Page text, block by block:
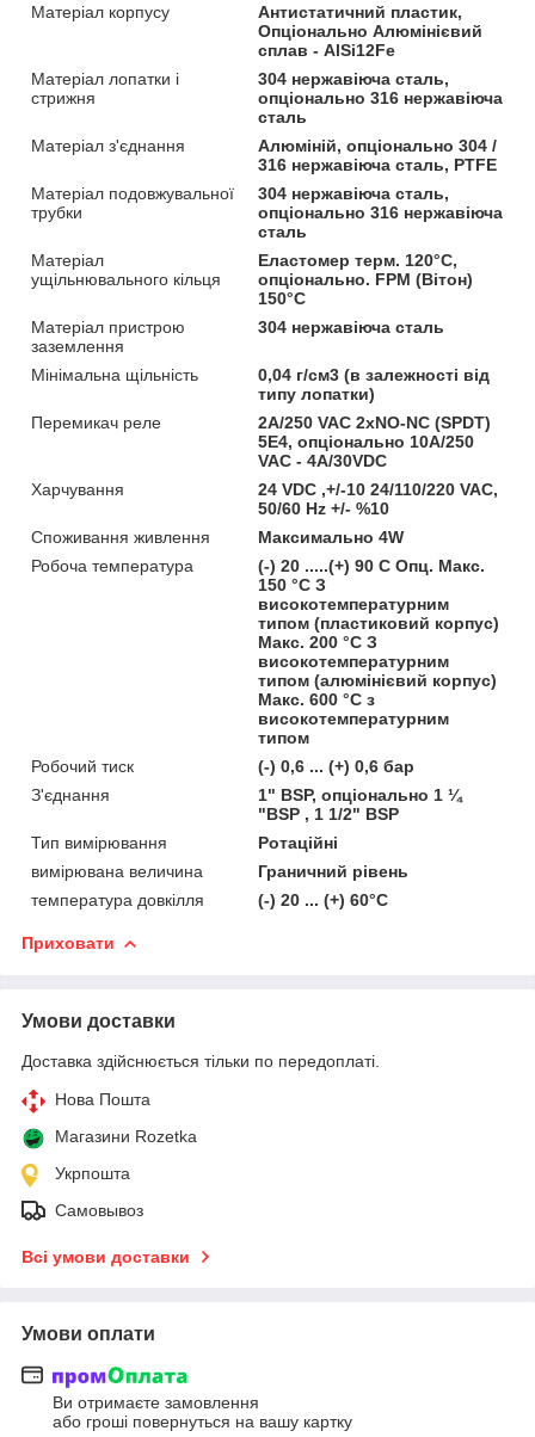
Матеріал корпусу
Антистатичний пластик,
Опціонально Алюмінієвий
сплав - AlSi12Fe
Матеріал лопатки і
стрижня
304 нержавіюча сталь,
опціонально 316 нержавіюча
сталь
Матеріал з'єднання
Алюміній, опціонально 304 /
316 нержавіюча сталь, PTFE
Матеріал подовжувальної
трубки
304 нержавіюча сталь,
опціонально 316 нержавіюча
сталь
Матеріал
ущільнювального кільця
Еластомер терм. 120°C,
опціонально. FPM (Вітон)
150°C
Матеріал пристрою
заземлення
304 нержавіюча сталь
Мінімальна щільність
0,04 г/см3 (в залежності від
типу лопатки)
Перемикач реле
2A/250 VAC 2xNO-NC (SPDT)
5E4, опціонально 10A/250
VAC - 4A/30VDC
Харчування
24 VDC ,+/-10 24/110/220 VAC,
50/60 Hz +/- %10
Споживання живлення
Максимально 4W
Робоча температура
(-) 20 .....(+) 90 C Опц. Макс.
150 °C З
високотемпературним
типом (пластиковий корпус)
Макс. 200 °C З
високотемпературним
типом (алюмінієвий корпус)
Макс. 600 °C з
високотемпературним
типом
Робочий тиск
(-) 0,6 ... (+) 0,6 бар
З'єднання
1" BSP, опціонально 1 ¼
"BSP , 1 1/2" BSP
Тип вимірювання
Ротаційні
вимірювана величина
Граничний рівень
температура довкілля
(-) 20 ... (+) 60°C
Приховати
Умови доставки
Доставка здійснюється тільки по передоплаті.
Нова Пошта
Магазини Rozetka
Укрпошта
Самовывоз
Всі умови доставки
Умови оплати
Ви отримаєте замовлення
або гроші повернуться на вашу картку